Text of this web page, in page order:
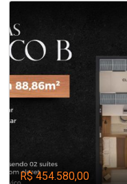
R$ 454.580,00